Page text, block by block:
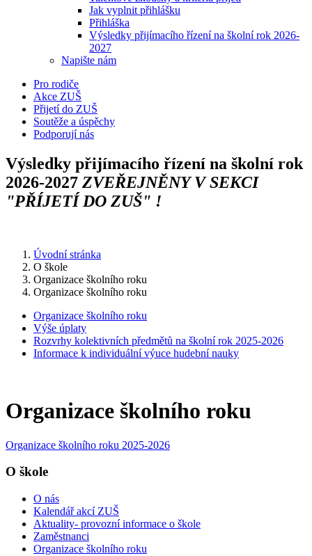
Jak vyplnit přihlášku
Přihláška
Výsledky přijímacího řízení na školní rok 2026-
2027
Napište nám
Pro rodiče
Akce ZUŠ
Přijetí do ZUŠ
Soutěže a úspěchy
Podporují nás
Výsledky přijímacího řízení na školní rok
2026-2027 ZVEŘEJNĚNY V SEKCI
"PŘÍJETÍ DO ZUŠ" !
Úvodní stránka
O škole
Organizace školního roku
Organizace školního roku
Organizace školního roku
Výše úplaty
Rozvrhy kolektivních předmětů na školní rok 2025-2026
Informace k individuální výuce hudební nauky
Organizace školního roku
Organizace školního roku 2025-2026
O škole
O nás
Kalendář akcí ZUŠ
Aktuality- provozní informace o škole
Zaměstnanci
Organizace školního roku